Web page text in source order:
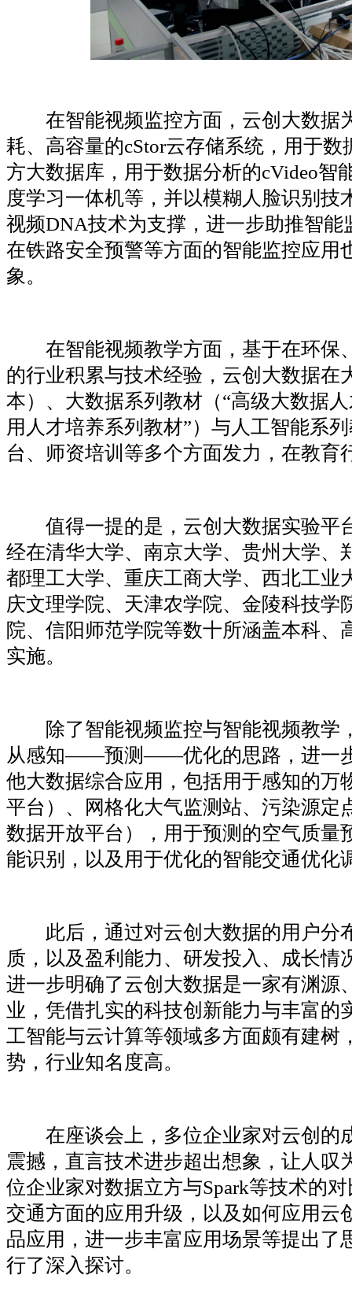
在智能视频监控方面，云创大数据
耗、高容量的cStor云存储系统，用于数
方大数据库，用于数据分析的cVideo智
度学习一体机等，并以模糊人脸识别技
视频DNA技术为支撑，进一步助推智能
在铁路安全预警等方面的智能监控应用
象。
在智能视频教学方面，基于在环保
的行业积累与技术经验，云创大数据在
本）、大数据系列教材（“高级大数据
用人才培养系列教材”）与人工智能系
台、师资培训等多个方面发力，在教育
值得一提的是，云创大数据实验平
经在清华大学、南京大学、贵州大学、
都理工大学、重庆工商大学、西北工业
庆文理学院、天津农学院、金陵科技学
院、信阳师范学院等数十所涵盖本科、
实施。
除了智能视频监控与智能视频教学
从感知——预测——优化的思路，进一
他大数据综合应用，包括用于感知的万
平台）、网格化大气监测站、污染源定
数据开放平台），用于预测的空气质量
能识别，以及用于优化的智能交通优化
此后，通过对云创大数据的用户分
质，以及盈利能力、研发投入、成长情
进一步明确了云创大数据是一家有渊源
业，凭借扎实的科技创新能力与丰富的
工智能与云计算等领域多方面颇有建树
势，行业知名度高。
在座谈会上，多位企业家对云创的
震撼，直言技术进步超出想象，让人叹
位企业家对数据立方与Spark等技术的
交通方面的应用升级，以及如何应用云
品应用，进一步丰富应用场景等提出了
行了深入探讨。